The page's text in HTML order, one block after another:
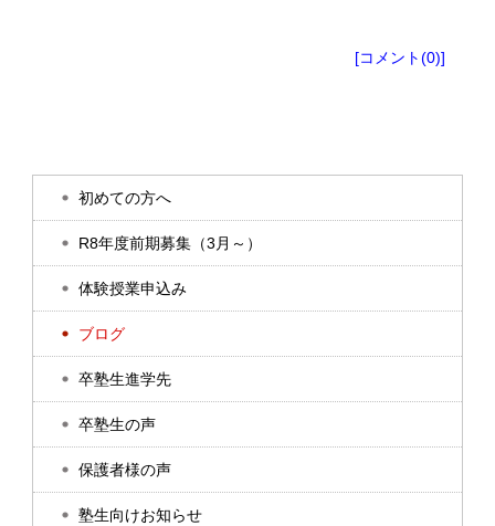
[コメント(0)]
初めての方へ
R8年度前期募集（3月～）
体験授業申込み
ブログ
卒塾生進学先
卒塾生の声
保護者様の声
塾生向けお知らせ